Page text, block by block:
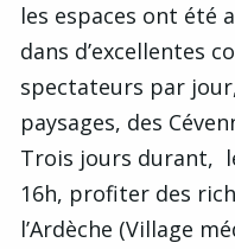
les espaces ont été
dans d’excellentes
spectateurs par
paysages, des
Trois jours durant,
16h, profiter des
l’Ardèche (Village